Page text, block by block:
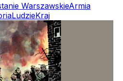
WarszawskieArmia
LudzieKraj